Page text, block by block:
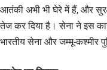
आतंकी अभी भी घेरे में हैं, और
तेज कर दिया है। सेना ने इस
भारतीय सेना और जम्मू-कश्मीर